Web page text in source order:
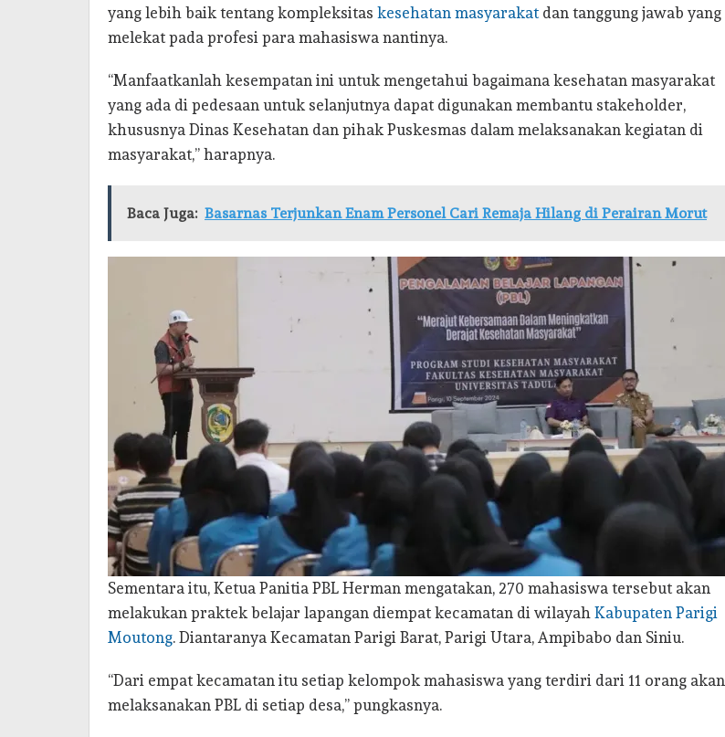
yang lebih baik tentang kompleksitas kesehatan masyarakat dan tanggung jawab yang
melekat pada profesi para mahasiswa nantinya.
“Manfaatkanlah kesempatan ini untuk mengetahui bagaimana kesehatan masyarakat
yang ada di pedesaan untuk selanjutnya dapat digunakan membantu stakeholder,
khususnya Dinas Kesehatan dan pihak Puskesmas dalam melaksanakan kegiatan di
masyarakat,” harapnya.
Baca Juga: Basarnas Terjunkan Enam Personel Cari Remaja Hilang di Perairan Morut
Sementara itu, Ketua Panitia PBL Herman mengatakan, 270 mahasiswa tersebut akan
melakukan praktek belajar lapangan diempat kecamatan di wilayah Kabupaten Parigi
Moutong. Diantaranya Kecamatan Parigi Barat, Parigi Utara, Ampibabo dan Siniu.
“Dari empat kecamatan itu setiap kelompok mahasiswa yang terdiri dari 11 orang akan
melaksanakan PBL di setiap desa,” pungkasnya.